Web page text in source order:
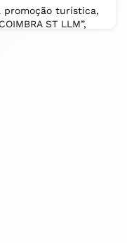
promoção turística,
ST LLM”,